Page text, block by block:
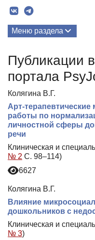
Меню раздела
Биография
Публикации
портала
Колягина В.Г.
Арт-
работы по
личностной сферы
речи
Клиническая и
№ 2 С. 98–114)
6627
Колягина В.Г.
Влияние
дошкольников с
Клиническая и
№ 3)